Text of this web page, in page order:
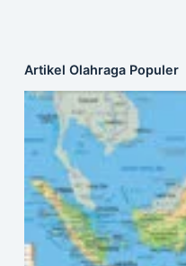
Artikel Olahraga Populer